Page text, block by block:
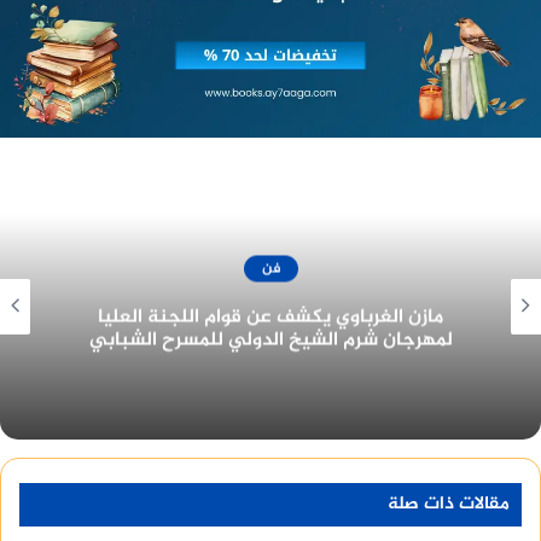
الدورة المقبلة.
كاملة أبو ذكري، مخرجة مصرية لها العديد من الأفلام
السينمائية البارزة من بينها “سنة أولى نصب” الذي يعد
أول أعمالها والذي تم إنتاجه عام 2004، ومن ثم توالت
مخرج في عدة أعمال سينمائية للمخرج نادر جلال من
بينها “131 أشغال” الذي قام ببطولته الفنان الكبير
الراحل نور الشريف”، “هاللو أمريكا” للفنان عادل إمام،
و”بلية ودماغه العالية” لمحمد هنيدي، عام 2000.
فن
جزيرة غمام يحتل نصيب الأسد من جوائز مهرجان
القاهرة للدراما في دورته الأولى ٢٠٢٢
مقالات ذات صلة